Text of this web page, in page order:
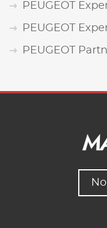
PEUGEOT
PEUGEOT
PEUGEOT